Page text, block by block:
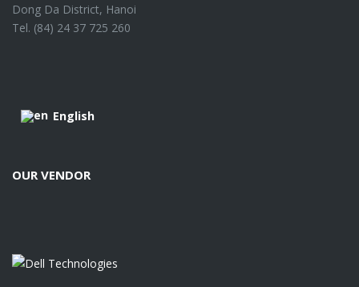
Dong Da District, Hanoi
Tel. (84) 24 37 725 260
English
OUR VENDOR